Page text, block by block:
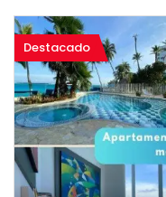
Destacado